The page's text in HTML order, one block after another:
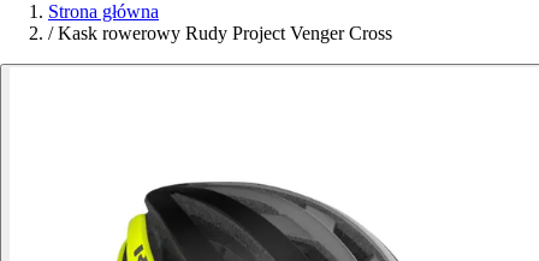
Strona główna
/ Kask rowerowy Rudy Project Venger Cross